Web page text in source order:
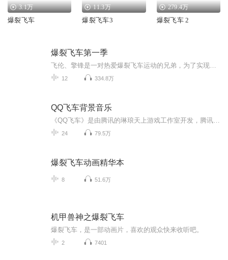
3.1万
爆裂飞车
11.3万
爆裂飞车3
279.4万
爆裂飞车 2
爆裂飞车第一季
12 334.8万
QQ飞车背景音乐
24 79.5万
爆裂飞车动画精华本
8 51.6万
机甲兽神之爆裂飞车
爆裂飞车，是一部动画片，喜欢的观众快来收听吧。
2 7401